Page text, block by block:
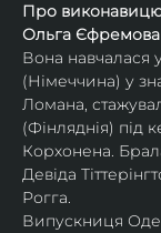
Про
Ольга
Вона навчалася
(Німеччина) у
Ломана,
(Фінляднія) під
Корхонена.
Девіда
Рогга.
Випускниця